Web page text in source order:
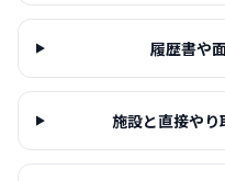
履歴書や
施設と直接や